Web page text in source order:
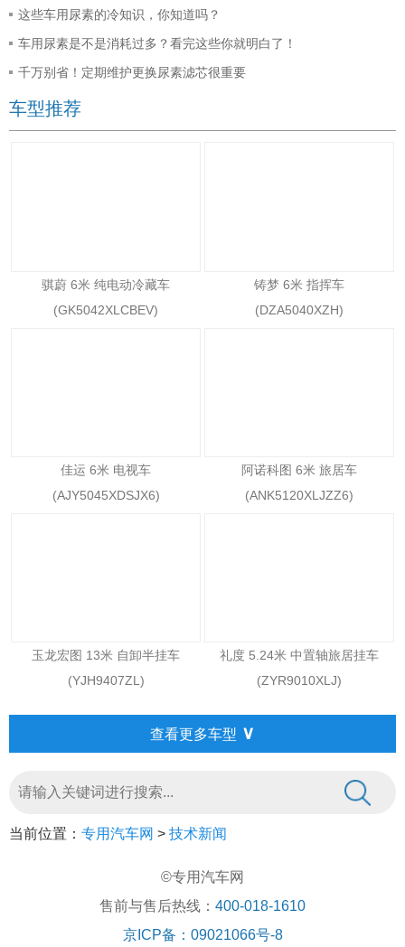
这些车用尿素的冷知识，你知道吗？
车用尿素是不是消耗过多？看完这些你就明白了！
千万别省！定期维护更换尿素滤芯很重要
车型推荐
骐蔚 6米 纯电动冷藏车
(GK5042XLCBEV)
铸梦 6米 指挥车
(DZA5040XZH)
佳运 6米 电视车
(AJY5045XDSJX6)
阿诺科图 6米 旅居车
(ANK5120XLJZZ6)
玉龙宏图 13米 自卸半挂车
(YJH9407ZL)
礼度 5.24米 中置轴旅居挂车
(ZYR9010XLJ)
查看更多车型 ∨
当前位置： 专用汽车网 > 技术新闻
©专用汽车网
售前与售后热线： 400-018-1610
京ICP备：09021066号-8